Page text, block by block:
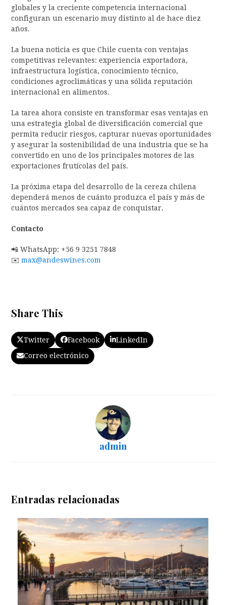
globales y la creciente competencia internacional
configuran un escenario muy distinto al de hace diez
años.
La buena noticia es que Chile cuenta con ventajas
competitivas relevantes: experiencia exportadora,
infraestructura logística, conocimiento técnico,
condiciones agroclimáticas y una sólida reputación
internacional en alimentos.
La tarea ahora consiste en transformar esas ventajas en
una estrategia global de diversificación comercial que
permita reducir riesgos, capturar nuevas oportunidades
y asegurar la sostenibilidad de una industria que se ha
convertido en uno de los principales motores de las
exportaciones frutícolas del país.
La próxima etapa del desarrollo de la cereza chilena
dependerá menos de cuánto produzca el país y más de
cuántos mercados sea capaz de conquistar.
Contacto
📲 WhatsApp: +56 9 3251 7848
✉️max@andeswines.com
Share This
Twitter Facebook
LinkedIn
Correo electrónico
admin
Entradas relacionadas